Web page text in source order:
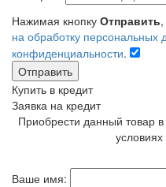
Нажимая кнопку Отправить
на обработку персональных
конфиденциальности.
Отправить
Купить в кредит
Заявка на кредит
Приобрести данный товар
Ваше имя: